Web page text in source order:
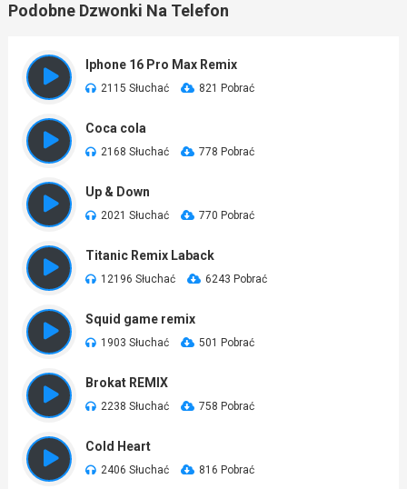
Podobne Dzwonki Na Telefon
Iphone 16 Pro Max Remix
2115 Słuchać 821 Pobrać
Coca cola
2168 Słuchać 778 Pobrać
Up & Down
2021 Słuchać 770 Pobrać
Titanic Remix Laback
12196 Słuchać 6243 Pobrać
Squid game remix
1903 Słuchać 501 Pobrać
Brokat REMIX
2238 Słuchać 758 Pobrać
Cold Heart
2406 Słuchać 816 Pobrać